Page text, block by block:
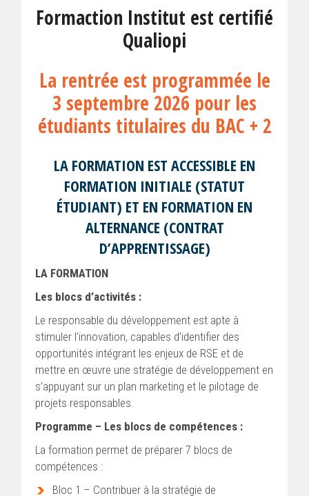
Formaction Institut est certifié
Qualiopi
La rentrée est programmée le
3 septembre 2026 pour les
étudiants titulaires du BAC + 2
LA FORMATION EST ACCESSIBLE EN
FORMATION INITIALE (STATUT
ÉTUDIANT) ET EN FORMATION EN
ALTERNANCE (CONTRAT
D’APPRENTISSAGE)
LA FORMATION
Les blocs d’activités :
Le responsable du développement est apte à
stimuler l’innovation, capables d’identifier des
opportunités intégrant les enjeux de RSE et de
mettre en œuvre une stratégie de développement en
s’appuyant sur un plan marketing et le pilotage de
projets responsables.
Programme – Les blocs de compétences :
La formation permet de préparer 7 blocs de
compétences :
Bloc 1 – Contribuer à la stratégie de